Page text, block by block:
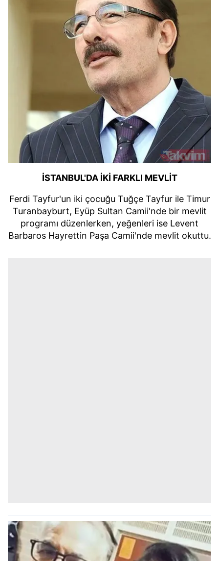
İSTANBUL'DA İKİ FARKLI MEVLİT
Ferdi Tayfur'un iki çocuğu Tuğçe Tayfur ile Timur
Turanbayburt, Eyüp Sultan Camii'nde bir mevlit
programı düzenlerken, yeğenleri ise Levent
Barbaros Hayrettin Paşa Camii'nde mevlit okuttu.